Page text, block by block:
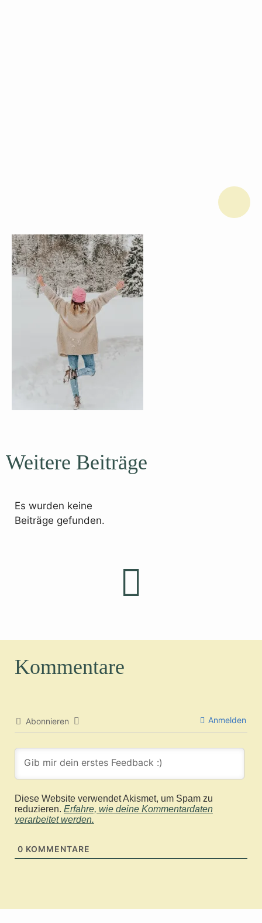
Weitere Beiträge
Es wurden keine
Beiträge gefunden.
Kommentare
Abonnieren Anmelden
Diese Website verwendet Akismet, um Spam zu
reduzieren. Erfahre, wie deine Kommentardaten
verarbeitet werden.
0 KOMMENTARE